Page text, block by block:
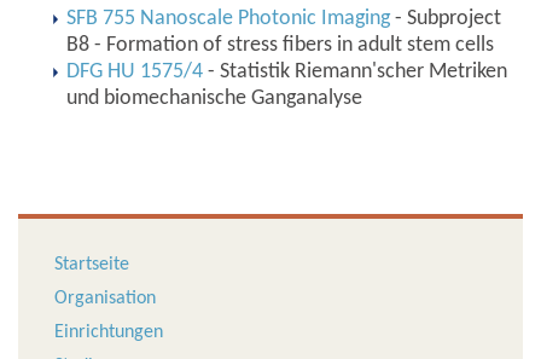
SFB 755 Nanoscale Photonic Imaging- Subproject
B8 - Formation of stress fibers in adult stem cells
DFG HU 1575/4 - Statistik Riemann'scher Metriken
und biomechanische Ganganalyse
Startseite
Organisation
Einrichtungen